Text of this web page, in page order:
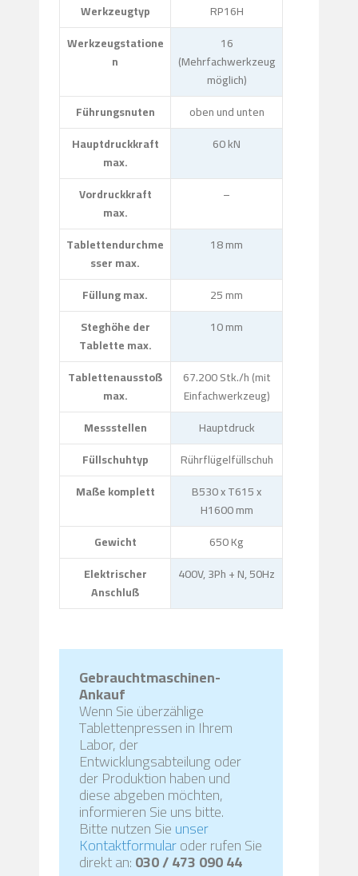
Werkzeugtyp
RP16H
Werkzeugstatione
n
16
(Mehrfachwerkzeug
möglich)
Führungsnuten
oben und unten
Hauptdruckkraft
max.
60 kN
Vordruckkraft
max.
–
Tablettendurchme
sser max.
18 mm
Füllung max.
25 mm
Steghöhe der
Tablette max.
10 mm
Tablettenausstoß
max.
67.200 Stk./h (mit
Einfachwerkzeug)
Messstellen
Hauptdruck
Füllschuhtyp
Rührflügelfüllschuh
Maße komplett
B530 x T615 x
H1600 mm
Gewicht
650 Kg
Elektrischer
Anschluß
400V, 3Ph + N, 50Hz
Gebrauchtmaschinen-
Ankauf
Wenn Sie überzählige
Tablettenpressen in Ihrem
Labor, der
Entwicklungsabteilung oder
der Produktion haben und
diese abgeben möchten,
informieren Sie uns bitte.
Bitte nutzen Sieunser
Kontaktformularoder rufen Sie
direkt an:030 / 473 090 44